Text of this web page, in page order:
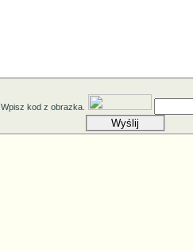
Wpisz kod z obrazka.